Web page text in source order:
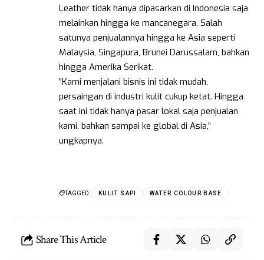
Leather tidak hanya dipasarkan di Indonesia saja
melainkan hingga ke mancanegara. Salah
satunya penjualannya hingga ke Asia seperti
Malaysia, Singapura, Brunei Darussalam, bahkan
hingga Amerika Serikat.
“Kami menjalani bisnis ini tidak mudah,
persaingan di industri kulit cukup ketat. Hingga
saat ini tidak hanya pasar lokal saja penjualan
kami, bahkan sampai ke global di Asia,”
ungkapnya.
TAGGED: KULIT SAPI WATER COLOUR BASE
Share This Article